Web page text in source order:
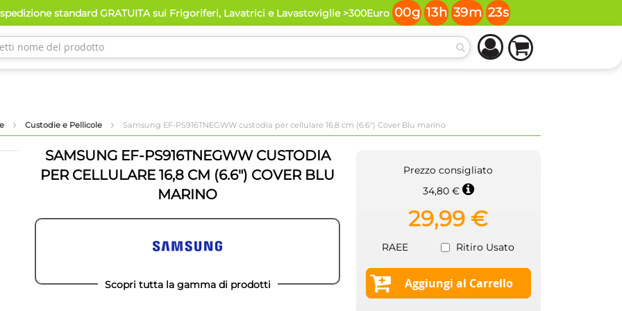
standard GRATUITA sui Frigoriferi, Lavatrici e Lavastoviglie >300Euro 00g 13h 39m 23s
Custodie e Pellicole Samsung EF-PS916TNEGWW custodia per cellulare 16,8 cm (6.6") Cover Blu marino
SAMSUNG EF-PS916TNEGWW CUSTODIA
PER CELLULARE 16,8 CM (6.6") COVER BLU
MARINO
Scopri tutta la gamma di prodotti
Prezzo consigliato
34,80 €
29,99 €
RAEE Ritiro Usato
Aggiungi al Carrello